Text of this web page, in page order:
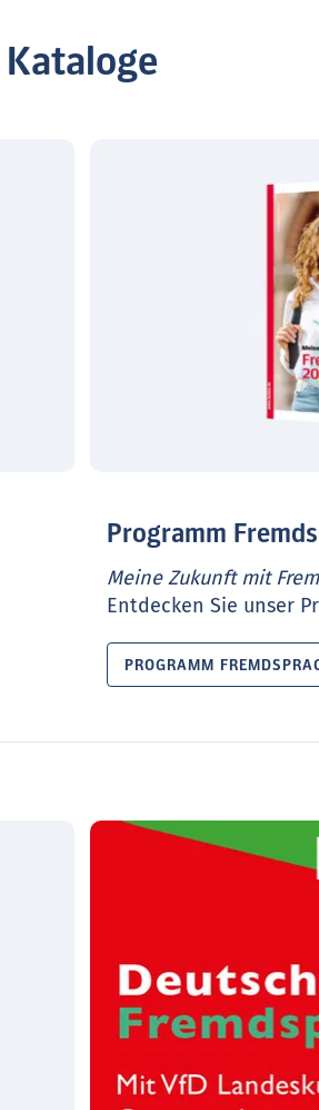
Kataloge
Programm
Meine Zukunft mit
Entdecken Sie unser
PROGRAMM